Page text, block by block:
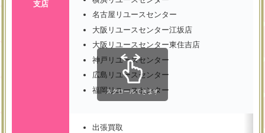
支店
名古屋リユースセンター
大阪リユースセンター江坂店
大阪リユースセンター東住吉店
神戸リユースセンター
広島リユースセンター
福岡リユースセンター
出張買取
スクロールできます